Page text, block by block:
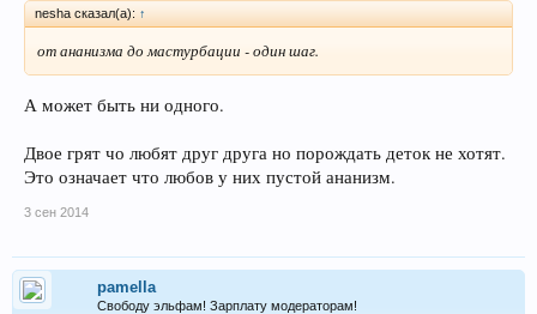
nesha сказал(а): ↑
от ананизма до мастурбации - один шаг.
А может быть ни одного.
Двое грят чо любят друг друга но порождать деток не хотят.
Это означает что любов у них пустой ананизм.
3 сен 2014
pamella
Свободу эльфам! Зарплату модераторам!